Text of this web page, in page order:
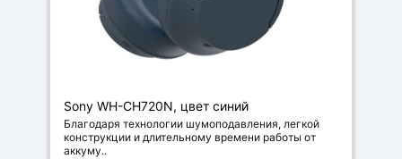
Наушники
Sony WH-CH720N, цвет синий
Благодаря технологии шумоподавления, легкой
конструкции и длительному времени работы от
аккуму..